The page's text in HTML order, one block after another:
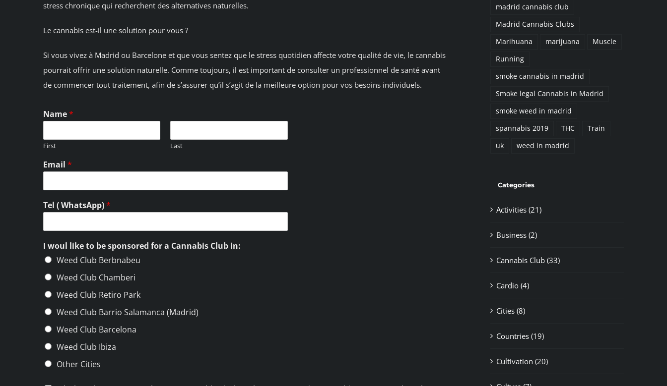
stress chronique qui recherchent des alternatives naturelles.
Le cannabis est-il une solution pour vous ?
Si vous vivez à Madrid ou Barcelone et que vous sentez que le stress quotidien affecte votre qualité de vie, le cannabis
pourrait offrir une solution naturelle. Comme toujours, il est important de consulter un professionnel de santé avant
de commencer tout traitement, afin de s’assurer qu’il s’agit de la meilleure option pour vos besoins individuels.
Name*
First Last
Email *
Tel ( WhatsApp)*
I woul like to be sponsored for a Cannabis Club in:
Weed Club Berbnabeu
Weed Club Chamberi
Weed Club Retiro Park
Weed Club Barrio Salamanca (Madrid)
Weed Club Barcelona
Weed Club Ibiza
Other Cities
madrid cannabis club
Madrid Cannabis Clubs
Marihuana
marijuana
Muscle
Running
smoke cannabis in madrid
Smoke legal Cannabis in Madrid
smoke weed in madrid
spannabis 2019
THC
Train
uk
weed in madrid
Categories
Activities (21)
Business (2)
Cannabis Club (33)
Cardio (4)
Cities (8)
Countries (19)
Cultivation (20)